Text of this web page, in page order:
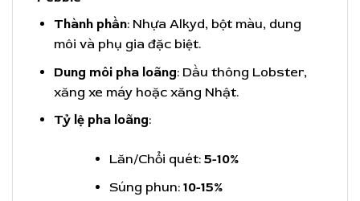
Thành phần: Nhựa Alkyd, bột màu, dung
môi và phụ gia đặc biệt.
Dung môi pha loãng: Dầu thông Lobster,
xăng xe máy hoặc xăng Nhật.
Tỷ lệ pha loãng:
Lăn/Chổi quét: 5-10%
Súng phun: 10-15%